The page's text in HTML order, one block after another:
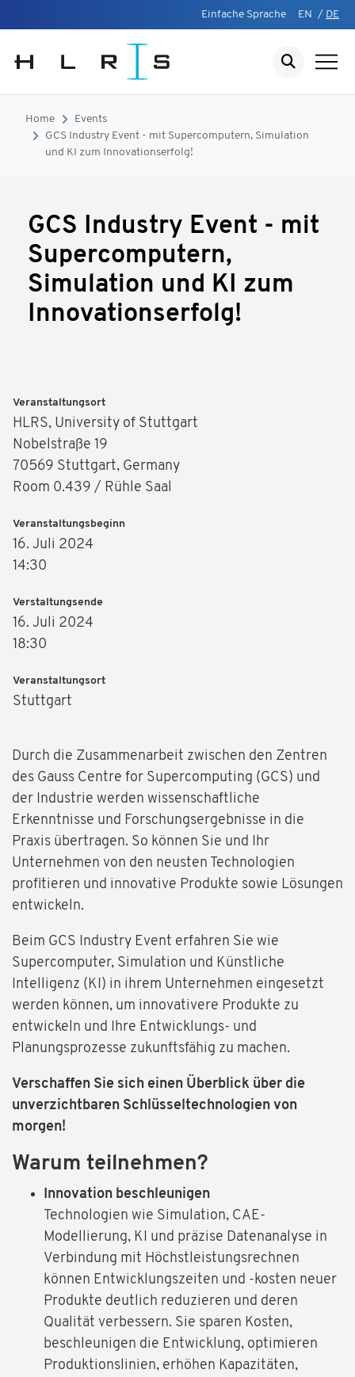
Einfache Sprache EN / DE
Home
Events
GCS Industry Event - mit Supercomputern, Simulation
und KI zum Innovationserfolg!
GCS Industry Event - mit
Supercomputern,
Simulation und KI zum
Innovationserfolg!
Durch die Zusammenarbeit zwischen den Zentren
des Gauss Centre for Supercomputing (GCS) und
der Industrie werden wissenschaftliche
Erkenntnisse und Forschungsergebnisse in die
Praxis übertragen. So können Sie und Ihr
Unternehmen von den neusten Technologien
profitieren und innovative Produkte sowie Lösungen
entwickeln.
Beim GCS Industry Event erfahren Sie wie
Supercomputer, Simulation und Künstliche
Intelligenz (KI) in ihrem Unternehmen eingesetzt
werden können, um innovativere Produkte zu
entwickeln und Ihre Entwicklungs- und
Planungsprozesse zukunftsfähig zu machen.
Verschaffen Sie sich einen Überblick über die
unverzichtbaren Schlüsseltechnologien von
morgen!
Warum teilnehmen?
Innovation beschleunigen
Technologien wie Simulation, CAE-
Modellierung, KI und präzise Datenanalyse in
Verbindung mit Höchstleistungsrechnen
können Entwicklungszeiten und -kosten neuer
Produkte deutlich reduzieren und deren
Qualität verbessern. Sie sparen Kosten,
beschleunigen die Entwicklung, optimieren
Produktionslinien, erhöhen Kapazitäten,
Veranstaltungsort
HLRS, University of Stuttgart
Nobelstraße 19
70569 Stuttgart, Germany
Room 0.439 / Rühle Saal
Veranstaltungsbeginn
16. Juli 2024
14:30
Verstaltungsende
16. Juli 2024
18:30
Veranstaltungsort
Stuttgart